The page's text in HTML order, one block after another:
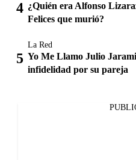
¿Quién era Alfonso
Felices que murió?
La Red
Yo Me Llamo Julio
infidelidad por su pareja